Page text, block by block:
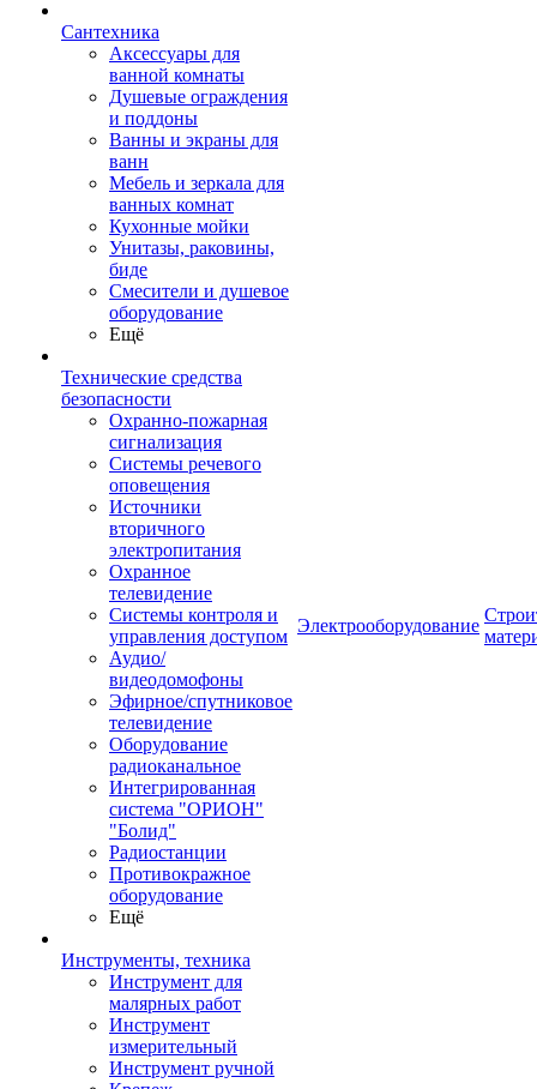
Сантехника
Аксессуары для
ванной комнаты
Душевые ограждения
и поддоны
Ванны и экраны для
ванн
Мебель и зеркала для
ванных комнат
Кухонные мойки
Унитазы, раковины,
биде
Смесители и душевое
оборудование
Ещё
Технические средства
безопасности
Охранно-пожарная
сигнализация
Системы речевого
оповещения
Источники
вторичного
электропитания
Охранное
телевидение
Системы контроля и
управления доступом
Аудио/
видеодомофоны
Эфирное/спутниковое
телевидение
Оборудование
радиоканальное
Интегрированная
система "ОРИОН"
"Болид"
Радиостанции
Противокражное
оборудование
Ещё
Инструменты, техника
Инструмент для
малярных работ
Инструмент
измерительный
Инструмент ручной
Электрооборудование